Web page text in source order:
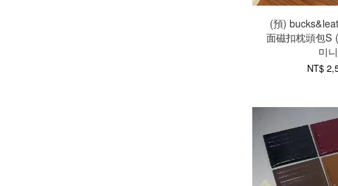
(預)
面磁扣枕頭包S
미니
NT$